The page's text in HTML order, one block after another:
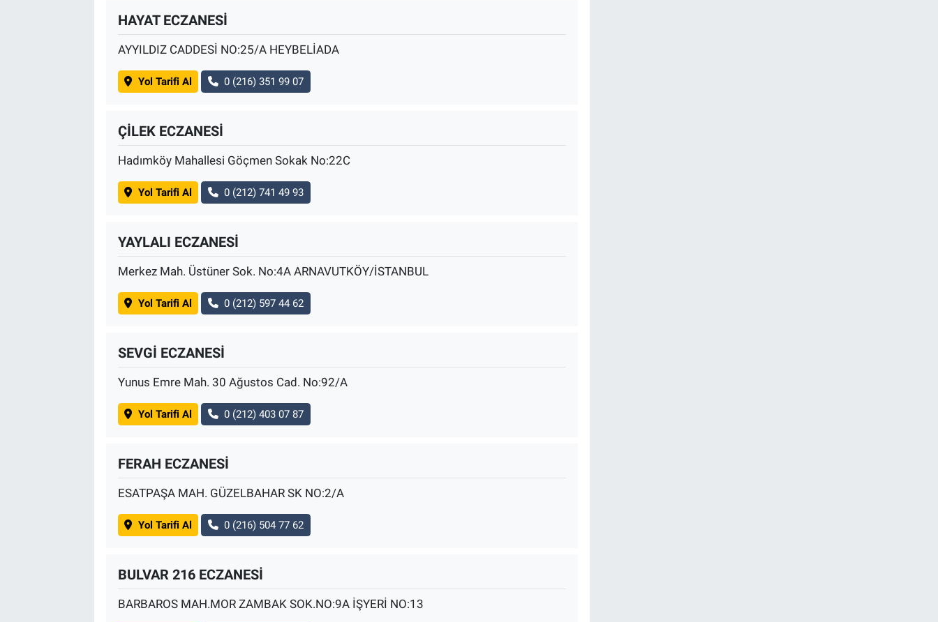
HAYAT ECZANESİ
AYYILDIZ CADDESİ NO:25/A HEYBELİADA
Yol Tarifi Al 0 (216) 351 99 07
ÇİLEK ECZANESİ
Hadımköy Mahallesi Göçmen Sokak No:22C
Yol Tarifi Al 0 (212) 741 49 93
YAYLALI ECZANESİ
Merkez Mah. Üstüner Sok. No:4A ARNAVUTKÖY/İSTANBUL
Yol Tarifi Al 0 (212) 597 44 62
SEVGİ ECZANESİ
Yunus Emre Mah. 30 Ağustos Cad. No:92/A
Yol Tarifi Al 0 (212) 403 07 87
FERAH ECZANESİ
ESATPAŞA MAH. GÜZELBAHAR SK NO:2/A
Yol Tarifi Al 0 (216) 504 77 62
BULVAR 216 ECZANESİ
BARBAROS MAH.MOR ZAMBAK SOK.NO:9A İŞYERİ NO:13